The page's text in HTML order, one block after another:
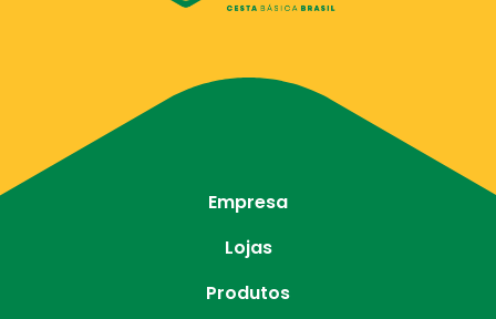
Empresa
Lojas
Produtos